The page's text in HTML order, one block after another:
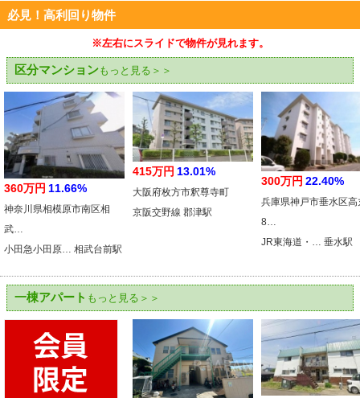
必見！高利回り物件
※左右にスライドで物件が見れます。
区分マンションもっと見る＞＞
360万円 11.66%
神奈川県相模原市南区相
武…
小田急小田原… 相武台前駅
415万円 13.01%
大阪府枚方市釈尊寺町
京阪交野線 郡津駅
300万円 22.40%
兵庫県神戸市垂水区高
8…
JR東海道・… 垂水駅
一棟アパート もっと見る＞＞